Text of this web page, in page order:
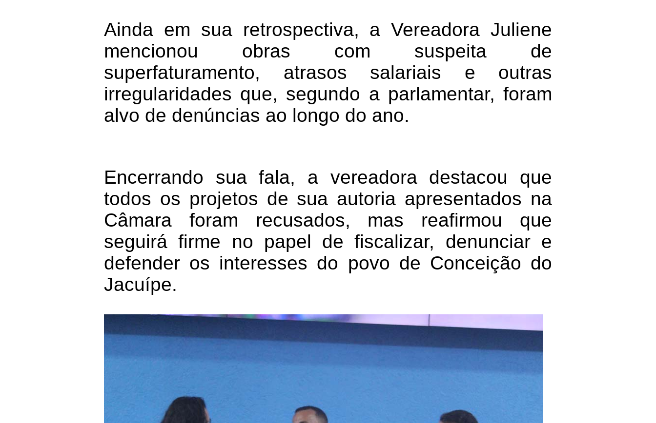
Ainda em sua retrospectiva, a Vereadora Juliene
mencionou obras com suspeita de
superfaturamento, atrasos salariais e outras
irregularidades que, segundo a parlamentar, foram
alvo de denúncias ao longo do ano.
Encerrando sua fala, a vereadora destacou que
todos os projetos de sua autoria apresentados na
Câmara foram recusados, mas reafirmou que
seguirá firme no papel de fiscalizar, denunciar e
defender os interesses do povo de Conceição do
Jacuípe.